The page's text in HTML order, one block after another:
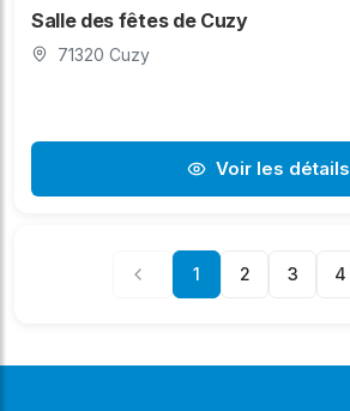
Salle des fêtes de Cuzy
71320 Cuzy
Voir les détails
1 2 3 4